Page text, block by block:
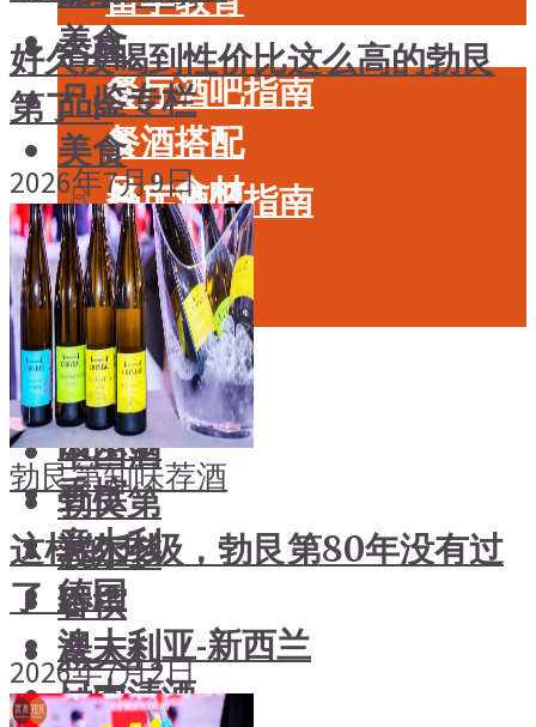
美食
餐厅酒吧指南
餐酒搭配
风土食材
风土大会
烈酒
中国酒
勃艮第
波尔多
香槟
意大利
德国
澳大利亚-新西兰
日本清酒
名庄
品鉴专栏
美食
餐厅酒吧指南
餐酒搭配
风土食材
风土大会
烈酒
中国酒
勃艮第
波尔多
香槟
意大利
德国
好久没喝到性价比这么高的勃艮
第了！
2026年7月9日
勃艮第知味荐酒
这样的升级，勃艮第80年没有过
了！
2026年7月2日